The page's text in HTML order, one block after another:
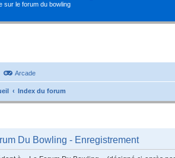
sur le forum du bowling
Arcade
Index du forum
Du Bowling - Enregistrement